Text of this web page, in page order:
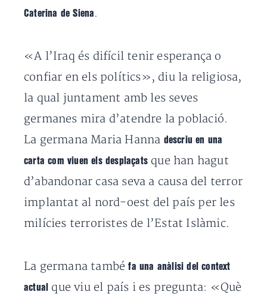
Caterina de Siena .
«A l’Iraq és difícil tenir esperança o
confiar en els polítics», diu la religiosa,
la qual juntament amb les seves
germanes mira d’atendre la població.
La germana Maria Hanna descriu en una
carta com viuen els desplaçats que han hagut
d’abandonar casa seva a causa del terror
implantat al nord-oest del país per les
milícies terroristes de l’Estat Islàmic.
La germana tambéfa una anàlisi del context
actual que viu el país i es pregunta: «Què